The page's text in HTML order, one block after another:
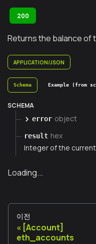
200
Returns the balance of
APPLICATION/JSON
Schema Example (from
SCHEMA
error object
result hex
Integer of the
Loading...
이전
[Account]
eth_accounts